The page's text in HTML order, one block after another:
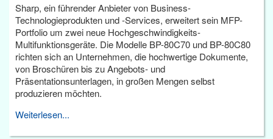
Sharp, ein führender Anbieter von Business-
Technologieprodukten und -Services, erweitert sein MFP-
Portfolio um zwei neue Hochgeschwindigkeits-
Multifunktionsgeräte. Die Modelle BP-80C70 und BP-80C80
richten sich an Unternehmen, die hochwertige Dokumente,
von Broschüren bis zu Angebots- und
Präsentationsunterlagen, in großen Mengen selbst
produzieren möchten.
Weiterlesen...